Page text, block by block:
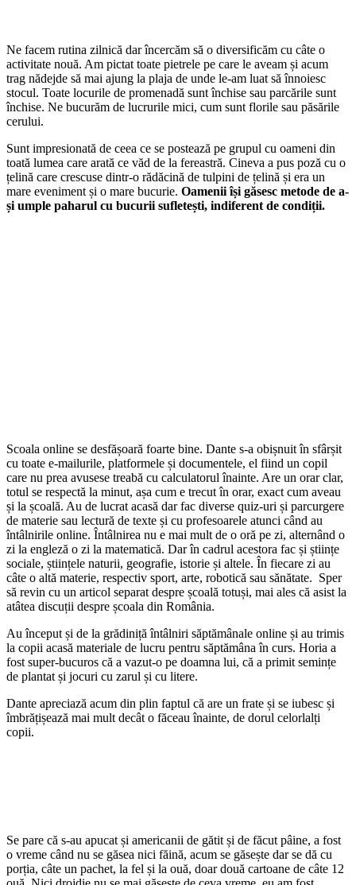
Ne facem rutina zilnică dar încercăm să o diversificăm cu câte o
activitate nouă. Am pictat toate pietrele pe care le aveam și acum
trag nădejde să mai ajung la plaja de unde le-am luat să înnoiesc
stocul. Toate locurile de promenadă sunt închise sau parcările sunt
închise. Ne bucurăm de lucrurile mici, cum sunt florile sau păsările
cerului.
Sunt impresionată de ceea ce se postează pe grupul cu oameni din
toată lumea care arată ce văd de la fereastră. Cineva a pus poză cu o
țelină care crescuse dintr-o rădăcină de tulpini de țelină și era un
mare eveniment și o mare bucurie. Oamenii își găsesc metode de a-
și umple paharul cu bucurii sufletești, indiferent de condiții.
Scoala online se desfășoară foarte bine. Dante s-a obișnuit în sfârșit
cu toate e-mailurile, platformele și documentele, el fiind un copil
care nu prea avusese treabă cu calculatorul înainte. Are un orar clar,
totul se respectă la minut, așa cum e trecut în orar, exact cum aveau
și la școală. Au de lucrat acasă dar fac diverse quiz-uri și parcurgere
de materie sau lectură de texte și cu profesoarele atunci când au
întâlnirile online. Întâlnirea nu e mai mult de o oră pe zi, alternând o
zi la engleză o zi la matematică. Dar în cadrul acestora fac și științe
sociale, științele naturii, geografie, istorie și altele. În fiecare zi au
câte o altă materie, respectiv sport, arte, robotică sau sănătate. Sper
să revin cu un articol separat despre școală totuși, mai ales că asist la
atâtea discuții despre școala din România.
Au început și de la grădiniță întâlniri săptămânale online și au trimis
la copii acasă materiale de lucru pentru săptămâna în curs. Horia a
fost super-bucuros că a vazut-o pe doamna lui, că a primit semințe
de plantat și jocuri cu zarul și cu litere.
Dante apreciază acum din plin faptul că are un frate și se iubesc și
îmbrățișează mai mult decât o făceau înainte, de dorul celorlalți
copii.
Se pare că s-au apucat și americanii de gătit și de făcut pâine, a fost
o vreme când nu se găsea nici făină, acum se găsește dar se dă cu
porția, câte un pachet, la fel și la ouă, doar două cartoane de câte 12